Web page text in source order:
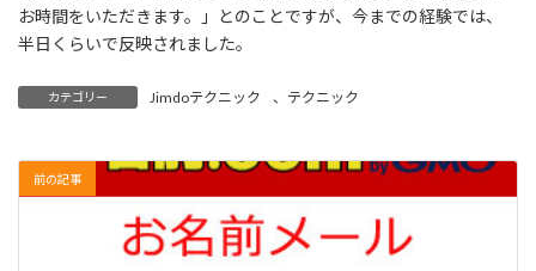
お時間をいただきます。」とのことですが、今までの経験では、
半日くらいで反映されました。
カテゴリー Jimdoテクニック 、 テクニック
前の記事